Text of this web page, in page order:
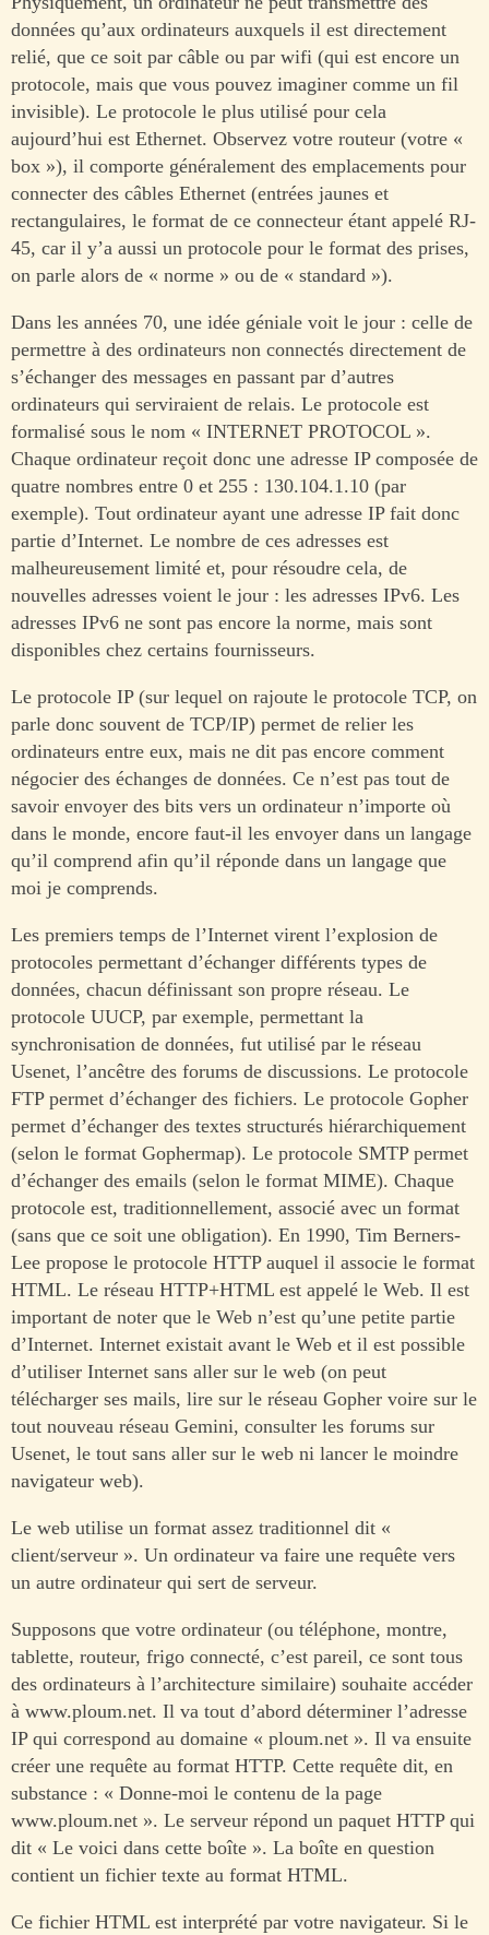
données qu’aux ordinateurs auxquels il est directement
relié, que ce soit par câble ou par wifi (qui est encore un
protocole, mais que vous pouvez imaginer comme un fil
invisible). Le protocole le plus utilisé pour cela
aujourd’hui est Ethernet. Observez votre routeur (votre «
box »), il comporte généralement des emplacements pour
connecter des câbles Ethernet (entrées jaunes et
rectangulaires, le format de ce connecteur étant appelé RJ-
45, car il y’a aussi un protocole pour le format des prises,
on parle alors de « norme » ou de « standard »).
Dans les années 70, une idée géniale voit le jour : celle de
permettre à des ordinateurs non connectés directement de
s’échanger des messages en passant par d’autres
ordinateurs qui serviraient de relais. Le protocole est
formalisé sous le nom « INTERNET PROTOCOL ».
Chaque ordinateur reçoit donc une adresse IP composée de
quatre nombres entre 0 et 255 : 130.104.1.10 (par
exemple). Tout ordinateur ayant une adresse IP fait donc
partie d’Internet. Le nombre de ces adresses est
malheureusement limité et, pour résoudre cela, de
nouvelles adresses voient le jour : les adresses IPv6. Les
adresses IPv6 ne sont pas encore la norme, mais sont
disponibles chez certains fournisseurs.
Le protocole IP (sur lequel on rajoute le protocole TCP, on
parle donc souvent de TCP/IP) permet de relier les
ordinateurs entre eux, mais ne dit pas encore comment
négocier des échanges de données. Ce n’est pas tout de
savoir envoyer des bits vers un ordinateur n’importe où
dans le monde, encore faut-il les envoyer dans un langage
qu’il comprend afin qu’il réponde dans un langage que
moi je comprends.
Les premiers temps de l’Internet virent l’explosion de
protocoles permettant d’échanger différents types de
données, chacun définissant son propre réseau. Le
protocole UUCP, par exemple, permettant la
synchronisation de données, fut utilisé par le réseau
Usenet, l’ancêtre des forums de discussions. Le protocole
FTP permet d’échanger des fichiers. Le protocole Gopher
permet d’échanger des textes structurés hiérarchiquement
(selon le format Gophermap). Le protocole SMTP permet
d’échanger des emails (selon le format MIME). Chaque
protocole est, traditionnellement, associé avec un format
(sans que ce soit une obligation). En 1990, Tim Berners-
Lee propose le protocole HTTP auquel il associe le format
HTML. Le réseau HTTP+HTML est appelé le Web. Il est
important de noter que le Web n’est qu’une petite partie
d’Internet. Internet existait avant le Web et il est possible
d’utiliser Internet sans aller sur le web (on peut
télécharger ses mails, lire sur le réseau Gopher voire sur le
tout nouveau réseau Gemini, consulter les forums sur
Usenet, le tout sans aller sur le web ni lancer le moindre
navigateur web).
Le web utilise un format assez traditionnel dit «
client/serveur ». Un ordinateur va faire une requête vers
un autre ordinateur qui sert de serveur.
Supposons que votre ordinateur (ou téléphone, montre,
tablette, routeur, frigo connecté, c’est pareil, ce sont tous
des ordinateurs à l’architecture similaire) souhaite accéder
à www.ploum.net. Il va tout d’abord déterminer l’adresse
IP qui correspond au domaine « ploum.net ». Il va ensuite
créer une requête au format HTTP. Cette requête dit, en
substance : « Donne-moi le contenu de la page
www.ploum.net ». Le serveur répond un paquet HTTP qui
dit « Le voici dans cette boîte ». La boîte en question
contient un fichier texte au format HTML.
Ce fichier HTML est interprété par votre navigateur. Si le